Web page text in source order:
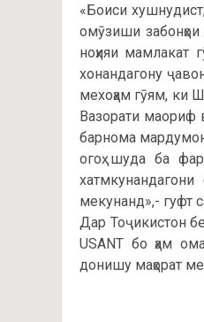
«Боиси
омӯзиши
ноҳияи мамлакат
хонандагону
мехоҳам гӯям, ки
Вазорати маориф
барнома
огоҳ шуда ба
мекунанд»,- гуфт
Дар Тоҷикистон
USANT бо ҳам
донишу маҳорат